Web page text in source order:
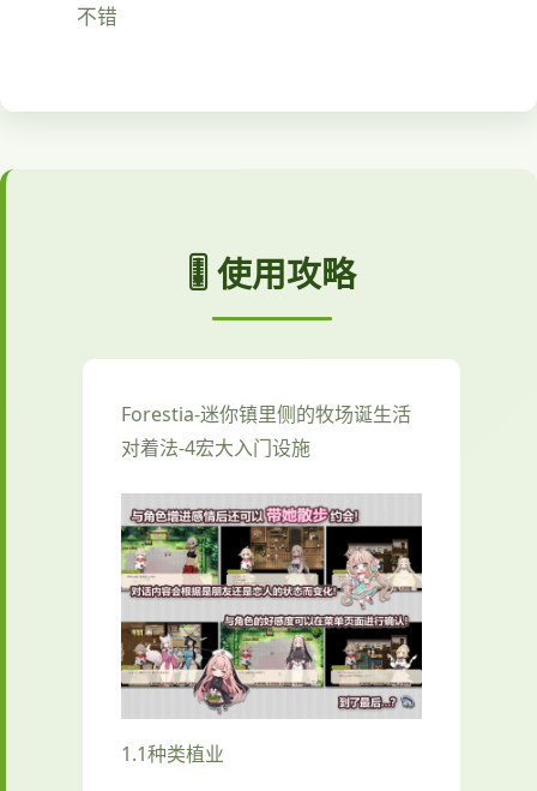
不错
🎚️ 使用攻略
Forestia-迷你镇里侧的牧场诞生活
对着法-4宏大入门设施
1.1种类植业